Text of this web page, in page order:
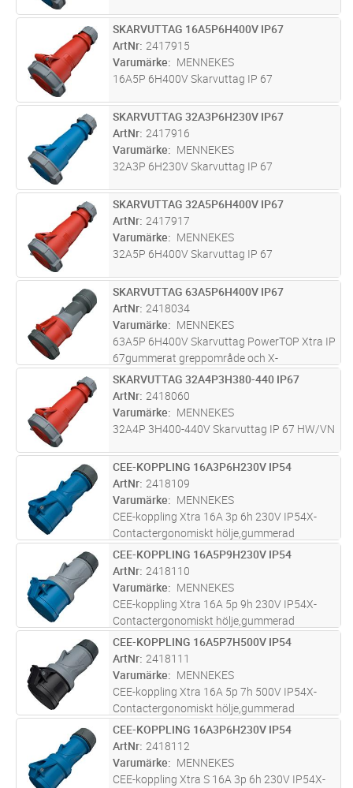
ST Lägg i kundvagn
SKARVUTTAG 16A5P6H400V IP67
ArtNr 2417915
Varumärke
MENNEKES
16A5P 6H400V Skarvuttag IP 67
ST Lägg i kundvagn
SKARVUTTAG 32A3P6H230V IP67
ArtNr 2417916
Varumärke
MENNEKES
32A3P 6H230V Skarvuttag IP 67
ST Lägg i kundvagn
SKARVUTTAG 32A5P6H400V IP67
ArtNr 2417917
Varumärke
MENNEKES
32A5P 6H400V Skarvuttag IP 67
ST Lägg i kundvagn
SKARVUTTAG 63A5P6H400V IP67
ArtNr 2418034
Varumärke
MENNEKES
63A5P 6H400V Skarvuttag PowerTOP Xtra IP
67gummerat greppområde och X-
CONTACTSkruvanslutning med integrerad
dragavlastningoch TätningHölje med
låsmutter ochGänglås
ST Lägg i kundvagn
SKARVUTTAG 32A4P3H380-440 IP67
ArtNr 2418060
Varumärke
MENNEKES
32A4P 3H400-440V Skarvuttag IP 67 HW/VN
ST Lägg i kundvagn
CEE-KOPPLING 16A3P6H230V IP54
ArtNr 2418109
Varumärke
MENNEKES
CEE-koppling Xtra 16A 3p 6h 230V IP54X-
Contactergonomiskt hölje,gummerad
förskruvning,skruvteknik
ST Lägg i kundvagn
CEE-KOPPLING 16A5P9H230V IP54
ArtNr 2418110
Varumärke
MENNEKES
CEE-koppling Xtra 16A 5p 9h 230V IP54X-
Contactergonomiskt hölje,gummerad
förskruvning,skruvteknik
ST Lägg i kundvagn
CEE-KOPPLING 16A5P7H500V IP54
ArtNr 2418111
Varumärke
MENNEKES
CEE-koppling Xtra 16A 5p 7h 500V IP54X-
Contactergonomiskt hölje,gummerad
förskruvning,skruvteknik
ST Lägg i kundvagn
CEE-KOPPLING 16A3P6H230V IP54
ArtNr 2418112
Varumärke
MENNEKES
CEE-koppling Xtra S 16A 3p 6h 230V IP54X-